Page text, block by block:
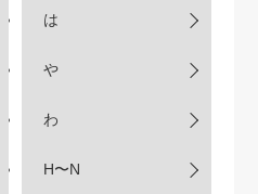
は
や
わ
H〜N